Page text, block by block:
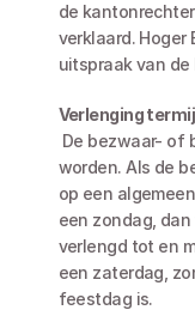
de
verklaard. Hoger
uitspraak van
Verlenging
worden. Als de
op een
een zondag,
verlengd tot en
een zaterdag,
feestdag is.